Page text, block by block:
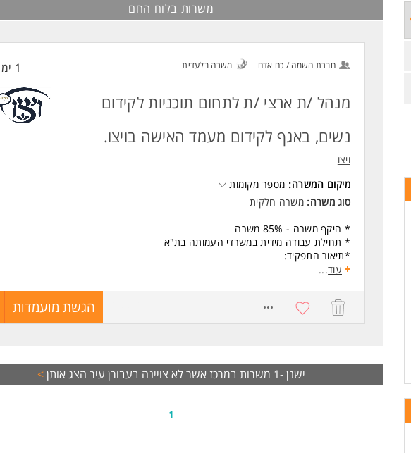
משרות בלוח החם
חברת השמה / כח אדם משרה בלעדית 1 ימים
מנהל /ת ארצי /ת לתחום תוכניות לקידום
נשים, באגף לקידום מעמד האישה בויצו.
ויצו
מיקום המשרה: מספר מקומות
סוג משרה: משרה חלקית
* היקף משרה - 85% משרה
* תחילת עבודה מידית במשרדי העמותה בת"א
*תיאור התפקיד:
תפקיד שמשלב פיתוח תהליכים, בניית שותפויות וניהול, ומייצר אימפקט אמיתי בחברה
עבודה עם נשים במשברי חיים מלידה ועד פרישה, נשים בהליכי פרידה, נשים שבחרו
אימהות יחידנית, נשות חיילי מילואים ועוד.
כושר התבטאות בכתב ובע"פ. המשרה מיועדת לנשים ולגברים כאחד.
עוד...
הגשת מועמדות
ישנן -1 משרות במרכז אשר לא צויינה בעבורן עיר הצג אותן>
1